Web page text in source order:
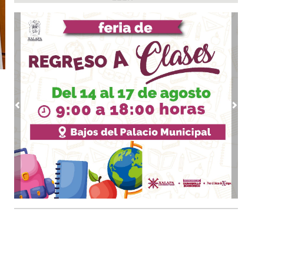
Mar 2026
Ago 07, 2026 / 23:36
En marcha trabajos de rehabilitación en avenida
20 de Noviembre; habrá reducción a un carril
Ago 07, 2026 / 22:31
San Andrés Tuxtla alista su Festival Internacional
de Globos de Papel
Ago 07, 2026 / 20:42
Alcalde Samuel Acosta inaugura la calle
Bugambilias en El Tejar
Ago 07, 2026 / 19:00
Más de 120 elementos de seguridad refuerzan
operativos vs rodadas de motociclistas en Boca
del Río
Previous Next